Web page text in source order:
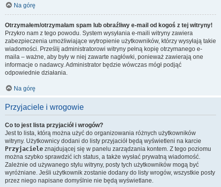
Na górę
Otrzymałem/otrzymałam spam lub obraźliwy e-mail od kogoś z tej witryny!
Przykro nam z tego powodu. System wysyłania e-maili witryny zawiera
zabezpieczenia umożliwiające wytropienie użytkowników, którzy wysyłają takie
wiadomości. Prześlij administratorowi witryny pełną kopię otrzymanego e-
maila – ważne, aby były w niej zawarte nagłówki, ponieważ zawierają one
informacje o nadawcy. Administrator będzie wówczas mógł podjąć
odpowiednie działania.
Na górę
Przyjaciele i wrogowie
Co to jest lista przyjaciół i wrogów?
Jest to lista, którą można użyć do organizowania różnych użytkowników
witryny. Użytkownicy dodani do listy przyjaciół będą wyświetleni na karcie
Przyjaciele znajdującej się w panelu zarządzania kontem. Z tego poziomu
można szybko sprawdzić ich status, a także wysłać prywatną wiadomość.
Zależnie od używanego stylu witryny, posty tych użytkowników mogą być
wyróżniane. Jeśli użytkownik zostanie dodany do listy wrogów, wszystkie posty
przez niego napisane domyślnie nie będą wyświetlane.